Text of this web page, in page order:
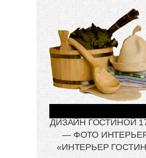
ДИЗАЙН ГОСТИНОЙ
— ФОТО
«ИНТЕРЬЕР